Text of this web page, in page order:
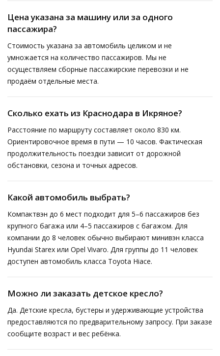
Цена указана за машину или за одного
пассажира?
Стоимость указана за автомобиль целиком и не
умножается на количество пассажиров. Мы не
осуществляем сборные пассажирские перевозки и не
продаём отдельные места.
Сколько ехать из Краснодара в Икряное?
Расстояние по маршруту составляет около 830 км.
Ориентировочное время в пути — 10 часов. Фактическая
продолжительность поездки зависит от дорожной
обстановки, сезона и точных адресов.
Какой автомобиль выбрать?
Компактвэн до 6 мест подходит для 5–6 пассажиров без
крупного багажа или 4–5 пассажиров с багажом. Для
компании до 8 человек обычно выбирают минивэн класса
Hyundai Starex или Opel Vivaro. Для группы до 11 человек
доступен автомобиль класса Toyota Hiace.
Можно ли заказать детское кресло?
Да. Детские кресла, бустеры и удерживающие устройства
предоставляются по предварительному запросу. При заказе
сообщите возраст и вес ребёнка.